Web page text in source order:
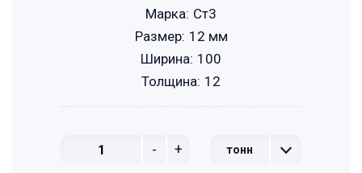
- + тонн
Марка: Ст3
Размер: 12 мм
Ширина: 100
Толщина: 12